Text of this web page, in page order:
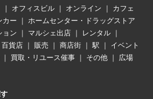
｜ オフィスビル｜ オンライン ｜ カフェ
カー ｜ ホームセンター・ドラッグストア
ョン ｜ マルシェ出店｜ レンタル｜
百貨店｜ 販売 ｜ 商店街｜駅 ｜ イベント
買取・リユース催事｜ その他｜ 広場